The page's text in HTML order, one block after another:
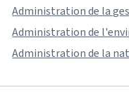
Administration de la
Administration de
Administration de la